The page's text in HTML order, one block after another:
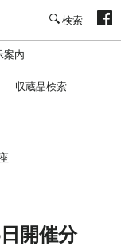
案内
収蔵品検索
開催分